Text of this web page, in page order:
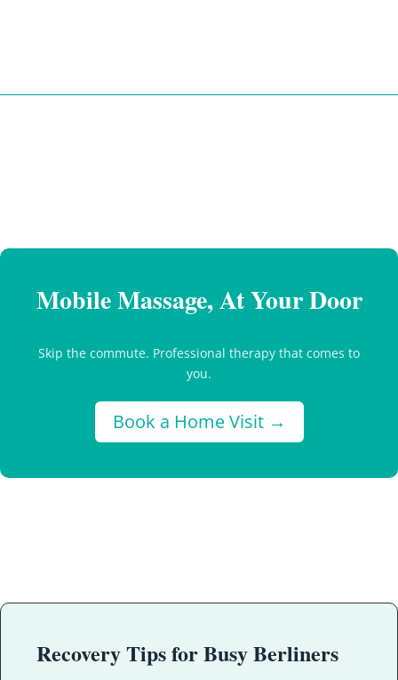
Mobile Massage, At Your Door
Skip the commute. Professional therapy that comes to
you.
Book a Home Visit →
Recovery Tips for Busy Berliners